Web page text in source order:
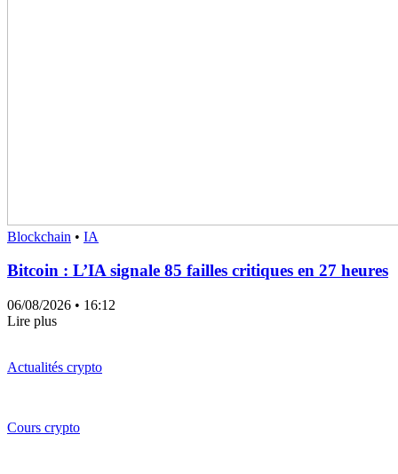
Blockchain • IA
Bitcoin : L’IA signale 85 failles critiques en 27 heures
06/08/2026 • 16:12
Lire plus
Actualités crypto
Cours crypto